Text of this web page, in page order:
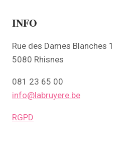
INFO
Rue des Dames Blanches 1
5080 Rhisnes
081 23 65 00
info@labruyere.be
RGPD